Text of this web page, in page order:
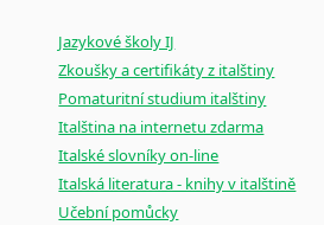
poradny a pravidla
Jazykové školy IJ
Zkoušky a certifikáty z italštiny
Pomaturitní studium italštiny
Italština na internetu zdarma
Italské slovníky on-line
Italská literatura - knihy v italštině
Učební pomůcky